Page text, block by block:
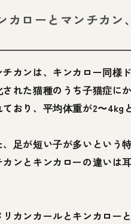
カローとマンチカン
チカンは、キンカロー同様
された猫種のうち子猫症に
おり、平均体重が2〜4kg
、足が短い子が多いという
カンとキンカローの違いは
リカンカールとキンカロー